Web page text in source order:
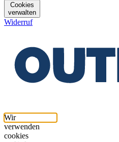
Cookies
verwalten
Widerruf
Wir
verwenden
cookies